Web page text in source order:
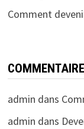
Comment
admin dans
admin dans